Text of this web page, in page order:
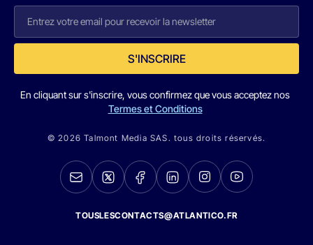
S'INSCRIRE
En cliquant sur s'inscrire, vous confirmez que vous acceptez nos
Termes et Conditions
© 2026 Talmont Media SAS. tous droits réservés.
TOUSLESCONTACTS@ATLANTICO.FR